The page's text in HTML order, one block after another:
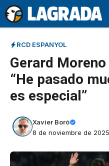
Saltar
al
contenido
RCD ESPANYOL
Gerard
“He pasado
es especial”
Xavier Boró
8 de noviembre de 2025